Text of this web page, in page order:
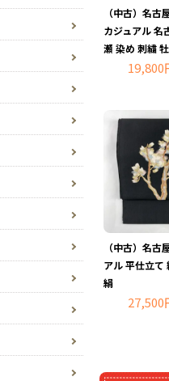
（中古）名古
カジュアル 名
瀬 染め 刺繍
19,800
（中古）名古
アル 平仕立て
絹
27,500